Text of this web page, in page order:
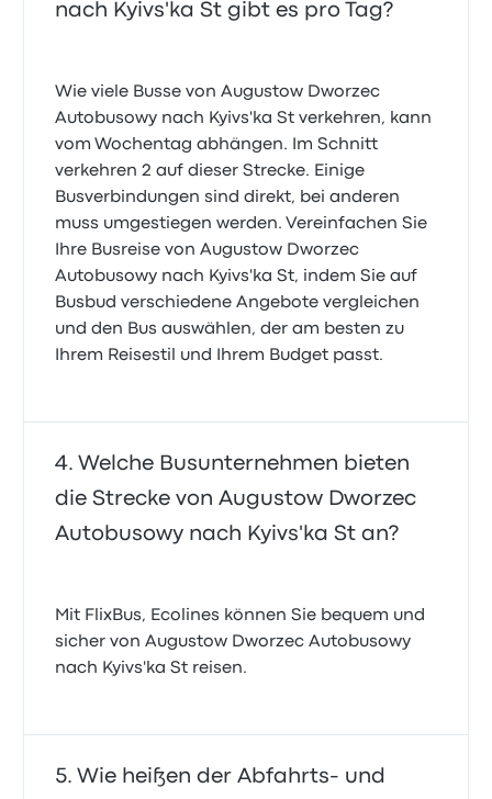
nach Kyivs'ka St gibt es pro Tag?
Wie viele Busse von Augustow Dworzec
Autobusowy nach Kyivs'ka St verkehren, kann
vom Wochentag abhängen. Im Schnitt
verkehren 2 auf dieser Strecke. Einige
Busverbindungen sind direkt, bei anderen
muss umgestiegen werden. Vereinfachen Sie
Ihre Busreise von Augustow Dworzec
Autobusowy nach Kyivs'ka St, indem Sie auf
Busbud verschiedene Angebote vergleichen
und den Bus auswählen, der am besten zu
Ihrem Reisestil und Ihrem Budget passt.
Welche Busunternehmen bieten
die Strecke von Augustow Dworzec
Autobusowy nach Kyivs'ka St an?
Mit FlixBus, Ecolines können Sie bequem und
sicher von Augustow Dworzec Autobusowy
nach Kyivs'ka St reisen.
Wie heißen der Abfahrts- und